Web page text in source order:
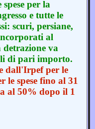
per la
e tutte le
scuri, persiane,
al
detrazione va
di pari importo.
dall'Irpef per le
le spese fino al 31
al 50% dopo il 1